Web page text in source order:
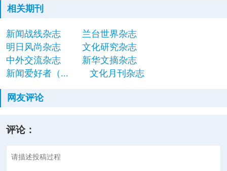
相关期刊
新闻战线杂志
兰台世界杂志
明日风尚杂志
文化研究杂志
中外交流杂志
新华文摘杂志
新闻爱好者（...
文化月刊杂志
网友评论
评论：